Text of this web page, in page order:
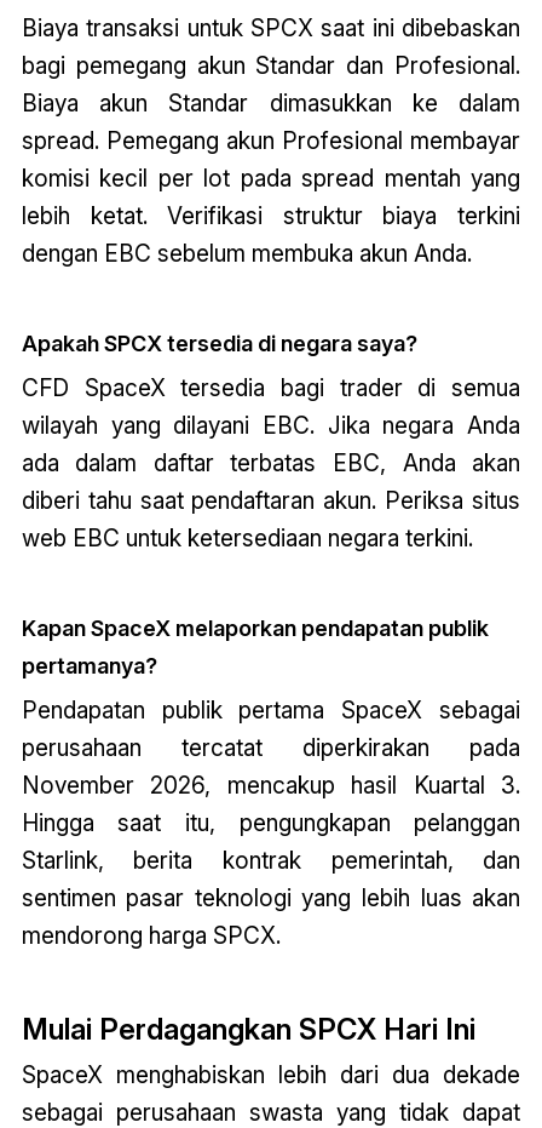
Biaya transaksi untuk SPCX saat ini dibebaskan
bagi pemegang akun Standar dan Profesional.
Biaya akun Standar dimasukkan ke dalam
spread. Pemegang akun Profesional membayar
komisi kecil per lot pada spread mentah yang
lebih ketat. Verifikasi struktur biaya terkini
dengan EBC sebelum membuka akun Anda.
Apakah SPCX tersedia di negara saya?
CFD SpaceX tersedia bagi trader di semua
wilayah yang dilayani EBC. Jika negara Anda
ada dalam daftar terbatas EBC, Anda akan
diberi tahu saat pendaftaran akun. Periksa situs
web EBC untuk ketersediaan negara terkini.
Kapan SpaceX melaporkan pendapatan publik
pertamanya?
Pendapatan publik pertama SpaceX sebagai
perusahaan tercatat diperkirakan pada
November 2026, mencakup hasil Kuartal 3.
Hingga saat itu, pengungkapan pelanggan
Starlink, berita kontrak pemerintah, dan
sentimen pasar teknologi yang lebih luas akan
mendorong harga SPCX.
Mulai Perdagangkan SPCX Hari Ini
SpaceX menghabiskan lebih dari dua dekade
sebagai perusahaan swasta yang tidak dapat